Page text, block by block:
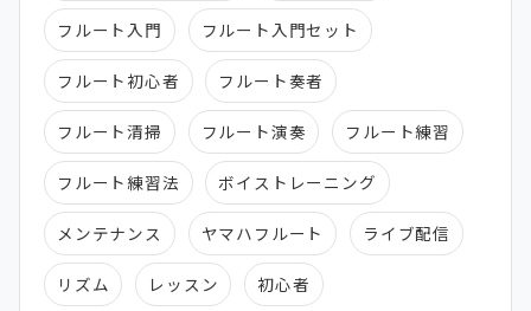
フルート入門 フルート入門セット
フルート初心者 フルート奏者
フルート清掃 フルート演奏 フルート練習
フルート練習法 ボイストレーニング
メンテナンス ヤマハフルート ライブ配信
リズム レッスン 初心者